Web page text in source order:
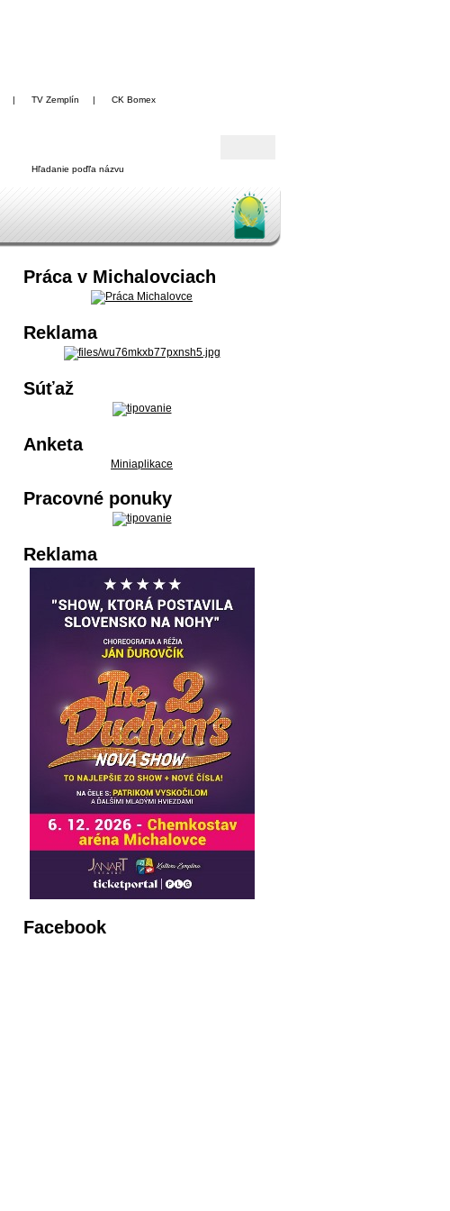
| TV Zemplín | CK Bomex
Hľadanie poďľa názvu
Práca v Michalovciach
Reklama
Súťaž
Anketa
Miniaplikace
Pracovné ponuky
Reklama
Facebook